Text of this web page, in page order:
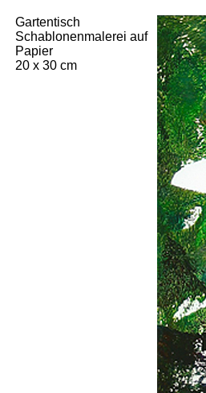
Gartentisch
Schablonenmalerei auf
Papier
20 x 30 cm